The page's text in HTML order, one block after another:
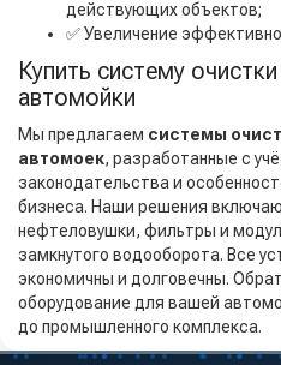
действующих объектов;
✅ Увеличение
Купить систему
автомойки
Мы предлагаем системы
автомоек, разработанные с
законодательства и
бизнеса. Наши решения
нефтеловушки, фильтры и
замкнутого водооборота. Все
экономичны и долговечны.
оборудование для вашей
до промышленного комплекса.